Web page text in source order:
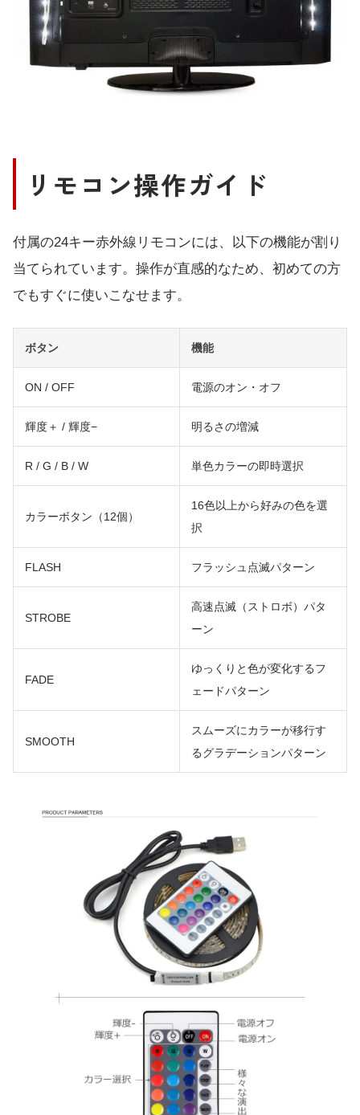
リモコン操作ガイド
付属の24キー赤外線リモコンには、以下の機能が割り
当てられています。操作が直感的なため、初めての方
でもすぐに使いこなせます。
ボタン 機能
ON / OFF 電源のオン・オフ
輝度＋ / 輝度− 明るさの増減
R / G / B / W 単色カラーの即時選択
カラーボタン（12個）
16色以上から好みの色を選
択
FLASH フラッシュ点滅パターン
STROBE
高速点滅（ストロボ）パタ
ーン
FADE
ゆっくりと色が変化するフ
ェードパターン
SMOOTH
スムーズにカラーが移行す
るグラデーションパターン